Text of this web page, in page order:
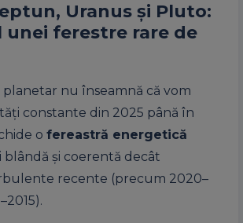
Uranus și Pluto:
ferestre rare de
nu înseamnă că vom
constante din 2025 până în
o fereastră energetică
blândă și coerentă decât
recente (precum 2020–